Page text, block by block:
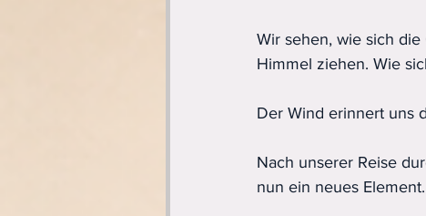
Wir sehen, wie sich
Himmel ziehen. Wie
Der Wind erinnert uns
Nach unserer Reise
nun ein neues Element.